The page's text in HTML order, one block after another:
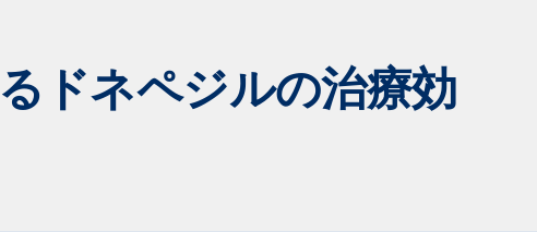
ドネペジルの治療効